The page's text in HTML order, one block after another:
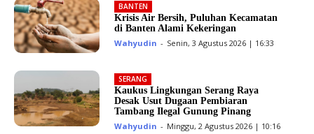
BANTEN
Krisis Air Bersih, Puluhan Kecamatan
di Banten Alami Kekeringan
Wahyudin - Senin, 3 Agustus 2026 | 16:33
SERANG
Kaukus Lingkungan Serang Raya
Desak Usut Dugaan Pembiaran
Tambang Ilegal Gunung Pinang
Wahyudin - Minggu, 2 Agustus 2026 | 10:16